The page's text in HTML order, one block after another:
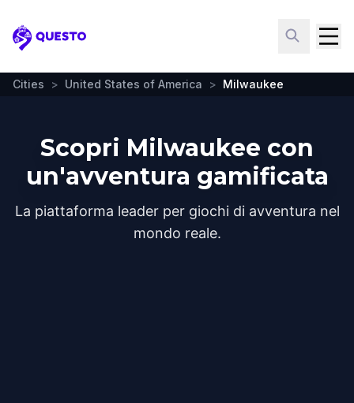
Questo
Cities > United States of America > Milwaukee
Scopri Milwaukee con
un'avventura gamificata
La piattaforma leader per giochi di avventura nel
mondo reale.